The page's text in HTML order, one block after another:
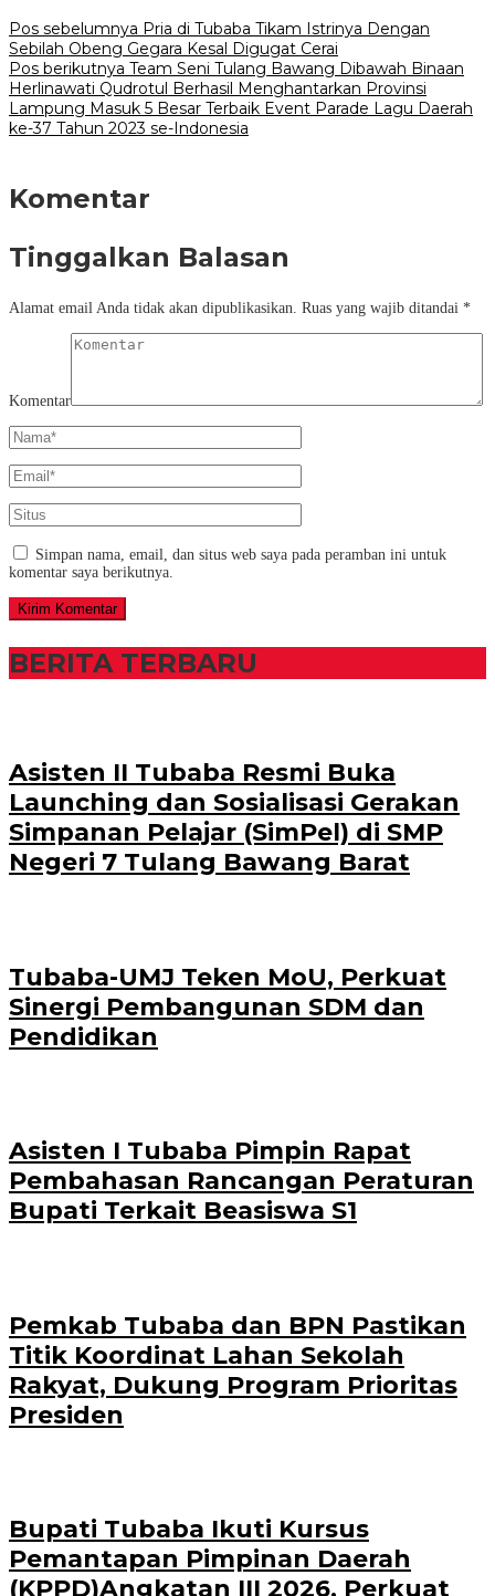
Pos sebelumnya Pria di Tubaba Tikam Istrinya Dengan
Sebilah Obeng Gegara Kesal Digugat Cerai
Pos berikutnya Team Seni Tulang Bawang Dibawah Binaan
Herlinawati Qudrotul Berhasil Menghantarkan Provinsi
Lampung Masuk 5 Besar Terbaik Event Parade Lagu Daerah
ke-37 Tahun 2023 se-Indonesia
Komentar
Tinggalkan Balasan
Alamat email Anda tidak akan dipublikasikan. Ruas yang wajib ditandai *
Komentar
Simpan nama, email, dan situs web saya pada peramban ini untuk
komentar saya berikutnya.
BERITA TERBARU
Asisten II Tubaba Resmi Buka
Launching dan Sosialisasi Gerakan
Simpanan Pelajar (SimPel) di SMP
Negeri 7 Tulang Bawang Barat
Tubaba-UMJ Teken MoU, Perkuat
Sinergi Pembangunan SDM dan
Pendidikan
Asisten I Tubaba Pimpin Rapat
Pembahasan Rancangan Peraturan
Bupati Terkait Beasiswa S1
Pemkab Tubaba dan BPN Pastikan
Titik Koordinat Lahan Sekolah
Rakyat, Dukung Program Prioritas
Presiden
Bupati Tubaba Ikuti Kursus
Pemantapan Pimpinan Daerah
(KPPD)Angkatan III 2026, Perkuat